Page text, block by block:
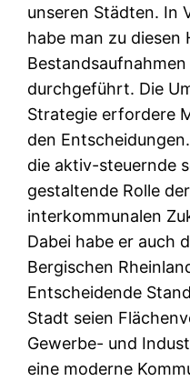
unseren Städten. In
habe man zu diesen
durchgeführt. Die
Strategie erfordere
den
die aktiv-steuernde
gestaltende Rolle
interkommunalen
Dabei habe er auch
Bergischen
Entscheidende
Stadt seien
Gewerbe- und
eine moderne